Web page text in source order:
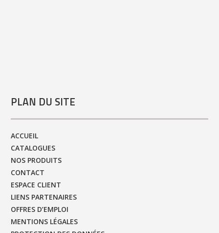
PLAN DU SITE
ACCUEIL
CATALOGUES
NOS PRODUITS
CONTACT
ESPACE CLIENT
LIENS PARTENAIRES
OFFRES D’EMPLOI
MENTIONS LÉGALES